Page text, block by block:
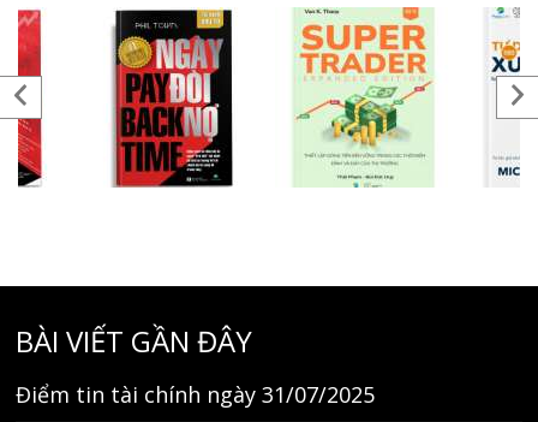
BÀI VIẾT GẦN ĐÂY
Điểm tin tài chính ngày 31/07/2025